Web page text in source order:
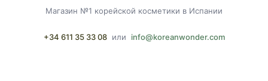
Магазин №1 корейской косметики в Испании
+34 611 35 33 08 или info@koreanwonder.com